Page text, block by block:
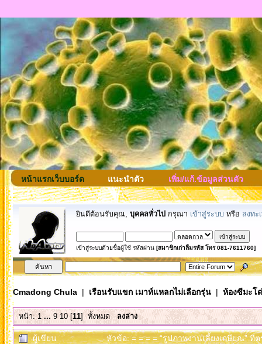
หน้าแรกเว็บบอร์ด แนะนำตัว เพิ่ม/แก้.ข้อมูลส่วนตัว
ยินดีต้อนรับคุณ, บุคคลทั่วไป กรุณา เข้าสู่ระบบ หรือ ลงทะ
เข้าสู่ระบบด้วยชื่อผู้ใช้ รหัสผ่าน [สมาชิกเก่าลืมรหัส โทร 081-7611760]
Cmadong Chula| เรือนรับแขก เมาท์แหลกไม่เลือกรุ่น| ห้องซีมะโ
หน้า:1 ... 9 10[11]ทั้งหมด ลงล่าง
ผู้เขียน หัวข้อ: = = = = “รูปภาพงานเลี้ยงเกษียณ”